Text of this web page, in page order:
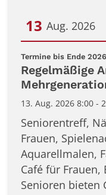
13 Aug. 2026
Datum: 13.
Termine bis Ende 2026
Regelmäßige
13. Aug. 2026 8:00 -
Seniorentreff,
Frauen,
Aquarellmalen,
Café für
Senioren bieten